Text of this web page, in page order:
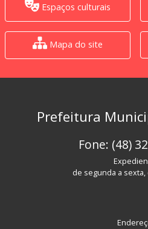
Espaços culturais
Mapa do site
Prefeitura
Fone: (48)
de segunda a sexta,